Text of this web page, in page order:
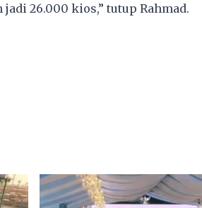
26.000 kios,” tutup Rahmad.